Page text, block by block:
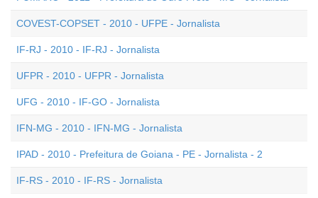
COVEST-COPSET - 2010 - UFPE - Jornalista
IF-RJ - 2010 - IF-RJ - Jornalista
UFPR - 2010 - UFPR - Jornalista
UFG - 2010 - IF-GO - Jornalista
IFN-MG - 2010 - IFN-MG - Jornalista
IPAD - 2010 - Prefeitura de Goiana - PE - Jornalista - 2
IF-RS - 2010 - IF-RS - Jornalista